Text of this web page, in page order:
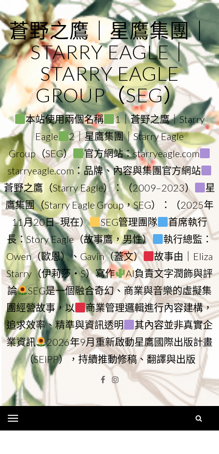
to
content
蒼野之鷹｜星鷹集團｜
STARRY EAGLE｜
STARRY EAGLE
GROUP（SEG）
本站使用兩個名稱
1｜蒼野之鷹｜Starry
Eagle
2｜星鷹集團｜Starry Eagle
Group（SEG）
官方網站：starryeagle.com
starryeagle.com：品牌、內容與集團官方網站
蒼野之鷹（Starry Eagle）：（2009–2023）
星
鷹集團（Starry Eagle Group，SEG）：（2025年
11月20日–現在）
SEG管理團隊
首席執行
長：Story Eagle（故事鷹，男性）
執行總監：
Owen（歐恩）、Gavin（蓋文）
故事由｜Eliza
Starry（伊莉莎・S）寫作
AI負責文字潤飾與評
論
SEG是一個融合奇幻、商業與音樂的虛擬集
團經營故事，以
商業管理邏輯進行內容建構，
追求效率、精準與資訊透明
其內容並非真實企
業資訊
2026年9月重新啟動星鷹國際出版計畫
（SEIPP），持續推動修稿、翻譯與出版
Facebook
Instagram